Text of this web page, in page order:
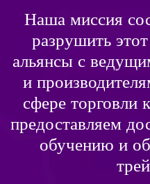
Наша миссия
разрушить
альянсы с
и
сфере торговли
предоставляем
обучению и